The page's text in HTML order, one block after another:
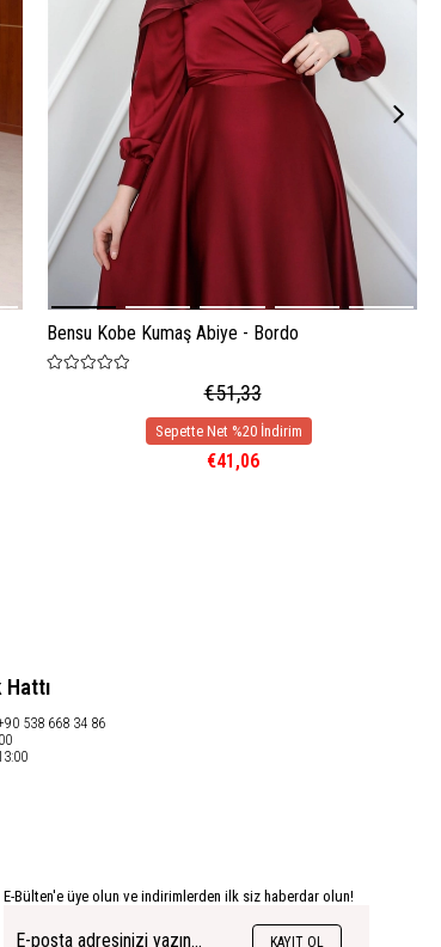
Bensu Kobe Kumaş Abiye - Bordo
€51,33
€41,06
Hattı
538 668 34 86
E-Bülten'e üye olun ve indirimlerden ilk siz haberdar olun!
KAYIT OL